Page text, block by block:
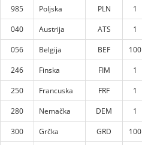
985
Poljska PLN 1
040
Austrija ATS 1
056
Belgija BEF 100
246
Finska FIM 1
250
Francuska FRF 1
280
Nemačka DEM 1
300
Grčka GRD 100